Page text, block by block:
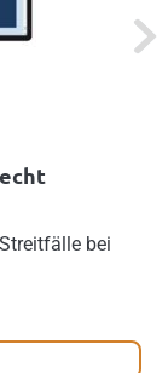
Next
bei